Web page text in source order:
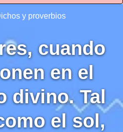
y proverbios
cuando
en el
divino. Tal
el sol,